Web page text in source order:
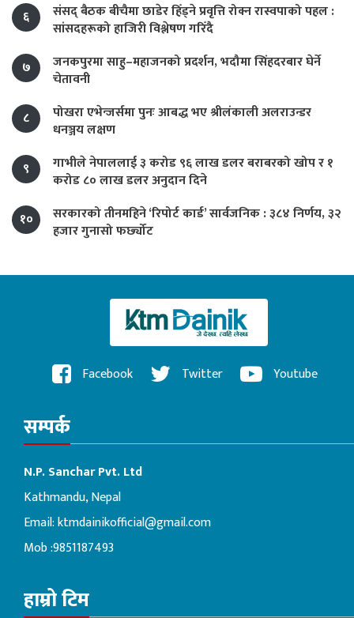
६
संसद् बैठक बीचैमा छाडेर हिँड्ने प्रवृत्ति रोक्न रास्वपाको पहल :
सांसदहरूको हाजिरी विश्लेषण गरिँदै
७
जनकपुरमा साहु–महाजनको प्रदर्शन, भदौमा सिंहदरबार घेर्ने
चेतावनी
८
पोखरा एभेन्जर्समा पुनः आबद्ध भए श्रीलंकाली अलराउन्डर
धनञ्जय लक्षण
९
गाभीले नेपाललाई ३ करोड ९६ लाख डलर बराबरको खोप र १
करोड ८० लाख डलर अनुदान दिने
१०
सरकारको तीनमहिने ‘रिपोर्ट कार्ड’ सार्वजनिक : ३८४ निर्णय, ३२
हजार गुनासो फर्छ्योट
Facebook Twitter Youtube
सम्पर्क
N.P. Sanchar Pvt. Ltd
Kathmandu, Nepal
Email:ktmdainikofficial@gmail.com
Mob :9851187493
हाम्रो टिम